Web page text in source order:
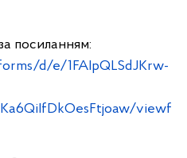
посиланням:
d/e/1FAIpQLSdJKrw-
viewf